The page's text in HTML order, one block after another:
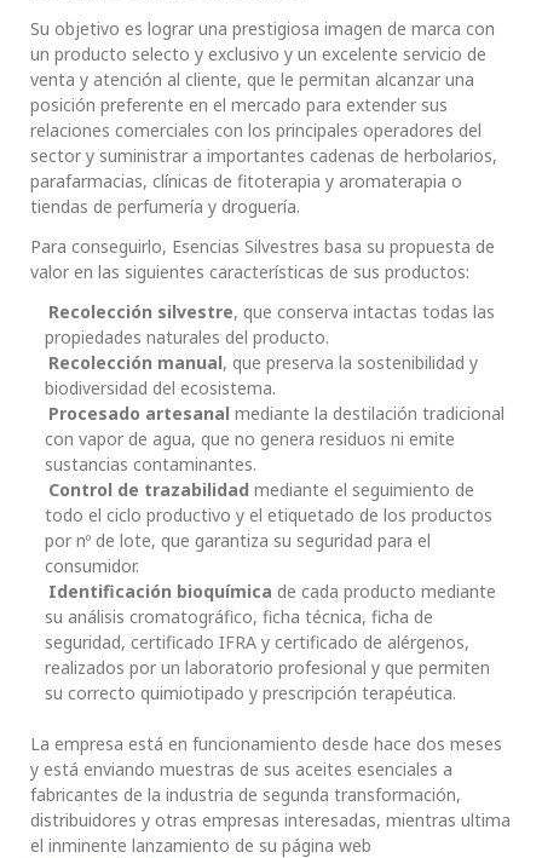
Su objetivo es lograr una prestigiosa imagen de marca con
un producto selecto y exclusivo y un excelente servicio de
venta y atención al cliente, que le permitan alcanzar una
posición preferente en el mercado para extender sus
relaciones comerciales con los principales operadores del
sector y suministrar a importantes cadenas de herbolarios,
parafarmacias, clínicas de fitoterapia y aromaterapia o
tiendas de perfumería y droguería.
Para conseguirlo, Esencias Silvestres basa su propuesta de
valor en las siguientes características de sus productos:
Recolección silvestre, que conserva intactas todas las
propiedades naturales del producto.
Recolección manual, que preserva la sostenibilidad y
biodiversidad del ecosistema.
Procesado artesanal mediante la destilación tradicional
con vapor de agua, que no genera residuos ni emite
sustancias contaminantes.
Control de trazabilidad mediante el seguimiento de
todo el ciclo productivo y el etiquetado de los productos
por nº de lote, que garantiza su seguridad para el
consumidor.
Identificación bioquímica de cada producto mediante
su análisis cromatográfico, ficha técnica, ficha de
seguridad, certificado IFRA y certificado de alérgenos,
realizados por un laboratorio profesional y que permiten
su correcto quimiotipado y prescripción terapéutica.
La empresa está en funcionamiento desde hace dos meses
y está enviando muestras de sus aceites esenciales a
fabricantes de la industria de segunda transformación,
distribuidores y otras empresas interesadas, mientras ultima
el inminente lanzamiento de su página web